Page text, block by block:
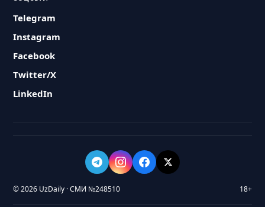
Telegram
Instagram
Facebook
Twitter/X
LinkedIn
© 2026 UzDaily · СМИ №248510 18+